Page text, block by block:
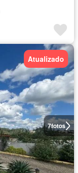
7fotos
Atualizado